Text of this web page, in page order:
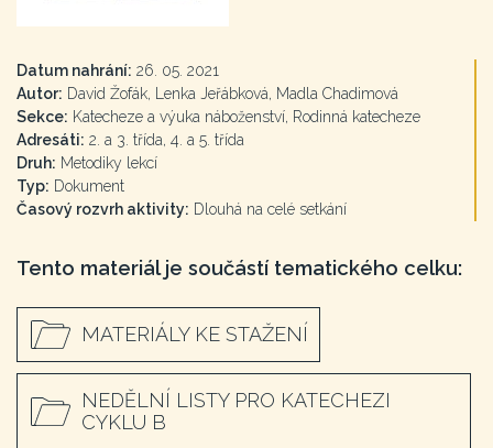
Datum nahrání: 26. 05. 2021
Autor: David Žofák, Lenka Jeřábková, Madla Chadimová
Sekce: Katecheze a výuka náboženství, Rodinná katecheze
Adresáti: 2. a 3. třída, 4. a 5. třída
Druh: Metodiky lekcí
Typ: Dokument
Časový rozvrh aktivity: Dlouhá na celé setkání
Tento materiál je součástí tematického celku:
MATERIÁLY KE STAŽENÍ
NEDĚLNÍ LISTY PRO KATECHEZI
CYKLU B